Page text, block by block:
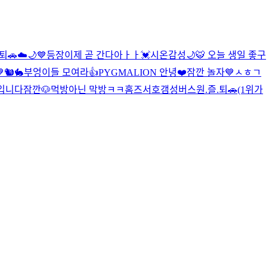
🚗☁️🌙💙등장이제 곧 간다아ㅏㅏ💓시온감성🌙🐯 오늘 생일 좋구
🐿🐇부엉이들 모여라👍PYGMALION 안녕❤️잠깐 놀자💙 ㅅㅎㄱ
니다잠깐🐶먹방아닌 막방ㅋㅋ홈즈서호갬성버스원.즐.퇴🚗(1위가